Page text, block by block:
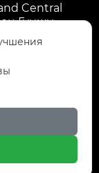
Central
Гуншу,